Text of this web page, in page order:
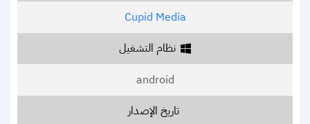
Cupid Media
نظام التشغيل
android
تاريخ الإصدار